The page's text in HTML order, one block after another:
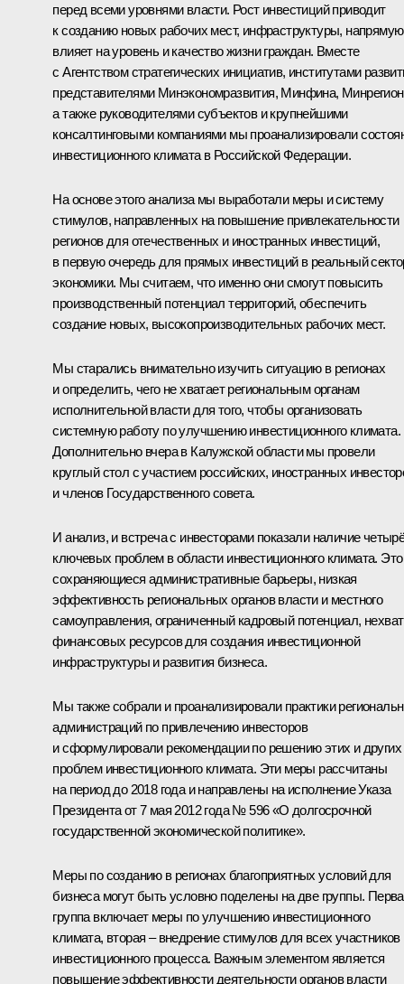
перед всеми уровнями власти. Рост инвестиций приводит
к созданию новых рабочих мест, инфраструктуры, напрямую
влияет на уровень и качество жизни граждан. Вместе
с Агентством стратегических инициатив, институтами
представителями Минэкономразвития, Минфина,
а также руководителями субъектов и крупнейшими
консалтинговыми компаниями мы проанализировали
инвестиционного климата в Российской Федерации.
На основе этого анализа мы выработали меры и систему
стимулов, направленных на повышение привлекательности
регионов для отечественных и иностранных инвестиций,
в первую очередь для прямых инвестиций в реальный
экономики. Мы считаем, что именно они смогут повысить
производственный потенциал территорий, обеспечить
создание новых, высокопроизводительных рабочих мест.
Мы старались внимательно изучить ситуацию в регионах
и определить, чего не хватает региональным органам
исполнительной власти для того, чтобы организовать
системную работу по улучшению инвестиционного климата.
Дополнительно вчера в Калужской области мы провели
круглый стол с участием российских, иностранных
и членов Государственного совета.
И анализ, и встреча с инвесторами показали наличие
ключевых проблем в области инвестиционного климата. Это
сохраняющиеся административные барьеры, низкая
эффективность региональных органов власти и местного
самоуправления, ограниченный кадровый потенциал,
финансовых ресурсов для создания инвестиционной
инфраструктуры и развития бизнеса.
Мы также собрали и проанализировали практики
администраций по привлечению инвесторов
и сформулировали рекомендации по решению этих и других
проблем инвестиционного климата. Эти меры рассчитаны
на период до 2018 года и направлены на исполнение Указа
Президента от 7 мая 2012 года № 596 «О долгосрочной
государственной экономической политике».
Меры по созданию в регионах благоприятных условий для
бизнеса могут быть условно поделены на две группы.
группа включает меры по улучшению инвестиционного
климата, вторая – внедрение стимулов для всех участников
инвестиционного процесса. Важным элементом является
повышение эффективности деятельности органов власти